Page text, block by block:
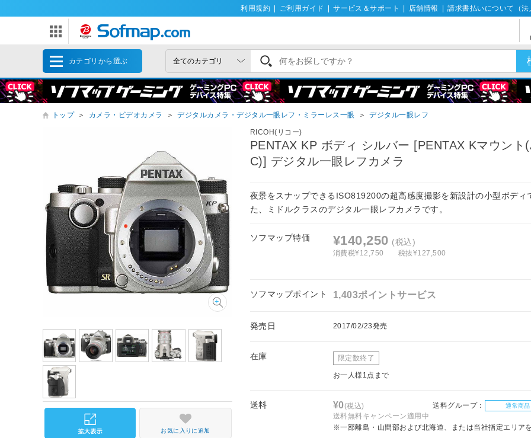
利用規約 ご利用ガイド サービス＆サポート 店舗情報 請求書払いについて（法
カテゴリから選ぶ
トップ ＞ カメラ・ビデオカメラ ＞ デジタルカメラ・デジタル一眼レフ・ミラーレス一眼 ＞ デジタル一眼レフ
RICOH(リコー)
PENTAX KP ボディ シルバー [PENTAX Kマウント
C)] デジタル一眼レフカメラ
夜景をスナップできるISO819200の超高感度撮影を新設計の小型ボディ
た、ミドルクラスのデジタル一眼レフカメラです。
ソフマップ特価 ¥140,250 (税込)
消費税¥12,750 税抜¥127,500
ソフマップポイント 1,403ポイントサービス
発売日 2017/02/23発売
在庫 限定数終了
お一人様1点まで
送料 ¥0(税込) 送料グループ： 通常商品
送料無料キャンペーン適用中
※一部離島・山間部および北海道、または当社指定エリア
お気に入りに追加